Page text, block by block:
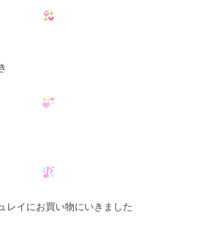
レイにお買い物にいきました